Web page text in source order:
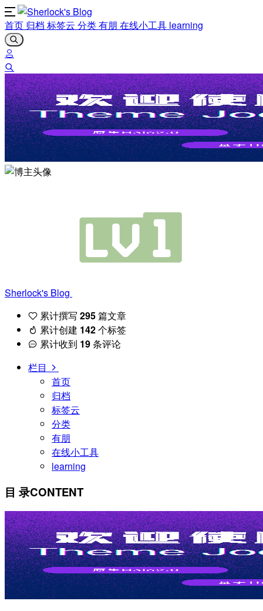
首页 归档 标签云 分类有朋 在线小工具 learning
Sherlock's Blog
累计撰写 295篇文章
累计创建 142个标签
累计收到 19条评论
栏目
首页
归档
标签云
分类
有朋
在线小工具
learning
目 录CONTENT